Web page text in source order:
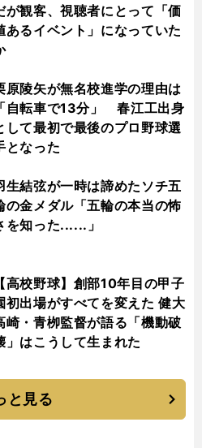
が観客、視聴者にとって「価
あるイベント」になっていた
原陵矢が無名校進学の理由は
「自転車で13分」 春江工出身
して最初で最後のプロ野球選
となった
生結弦が一時は諦めたソチ五
の金メダル「五輪の本当の怖
を知った......」
【高校野球】創部10年目の甲子
初出場がすべてを変えた 健大
崎・青栁監督が語る「機動破
」はこうして生まれた
と見る